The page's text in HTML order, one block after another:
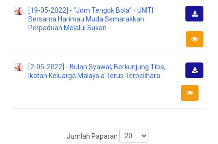
[19-05-2022] - “Jom Tengok Bola” - UNITI
Bersama Harimau Muda Semarakkan
Perpaduan Melalui Sukan
Turun
[2-05-2022] - Bulan Syawal, Berkunjung Tiba,
Ikatan Keluarga Malaysia Terus Terpelihara
Turun
Jumlah Paparan